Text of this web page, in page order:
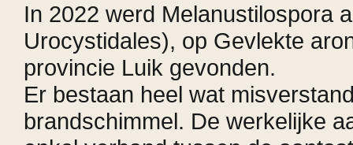
In 2022 werd Melanustilospora
Urocystidales), op Gevlekte
provincie Luik gevonden.
Er bestaan heel wat
brandschimmel. De werkelijke